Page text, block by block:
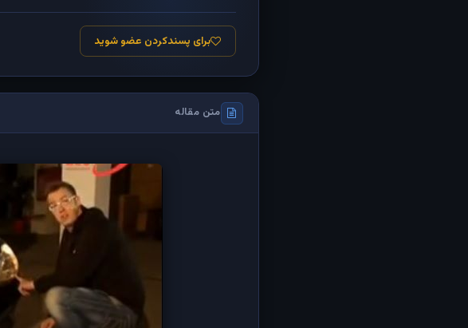
برای پسندکردن عضو شوید
متن مقاله